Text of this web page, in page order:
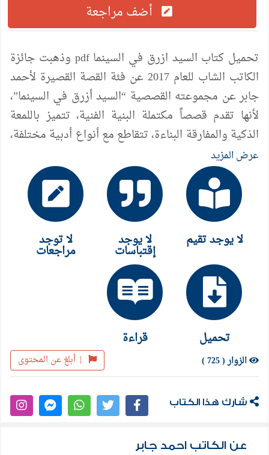
أضف مراجعة
تحميل كتاب السيد ازرق في السينما pdf وذهبت جائزة
الكاتب الشاب للعام 2017 عن فئة القصة القصيرة لأحمد
جابر عن مجموعته القصصية “السيد أزرق في السينما”،
لأنها تقدم قصصاً مكتملة البنية الفنية، تتميز باللمعة
الذكية والمفارقة البناءة، تتقاطع مع أنواع أدبية مختلفة،
منها قصيدة النثر، وهي قصص لديها قدرة عالية في
المفاجأة والإدهاش بلا أي تكلف أو ادّعاء، وتفلح في
الغالب في جعل هذا النوع من القص السوريالي، مشوقاً
بأبعاد فكرية خاصة كتبت بأسلوب سلس، قادر على شد
القارئ، ولغة جيدة ذات رونق، وقد اعتمدت طريقة القص
على المنولوج كثيراً.
عرض المزيد
لا يوجد تقيم لا يوجد
إقتباسات
لا توجد
مراجعات
تحميل قراءة
| أبلغ عن المحتوى الزوار ( 725 )
شارك هذا الكتاب
عن الكاتب احمد جابر